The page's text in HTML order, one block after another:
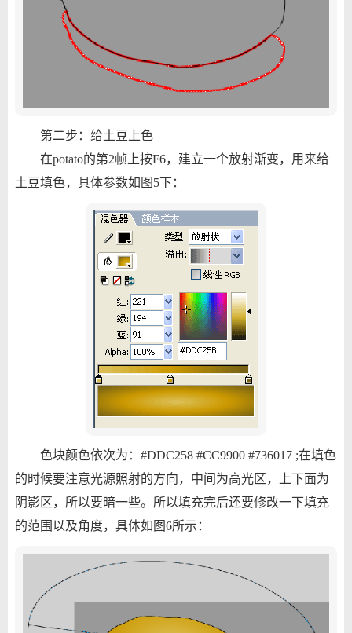
第二步：给土豆上色
在potato的第2帧上按F6，建立一个放射渐变，用来给
土豆填色，具体参数如图5下：
色块颜色依次为：#DDC258 #CC9900 #736017 ;在填色
的时候要注意光源照射的方向，中间为高光区，上下面为
阴影区，所以要暗一些。所以填充完后还要修改一下填充
的范围以及角度，具体如图6所示：